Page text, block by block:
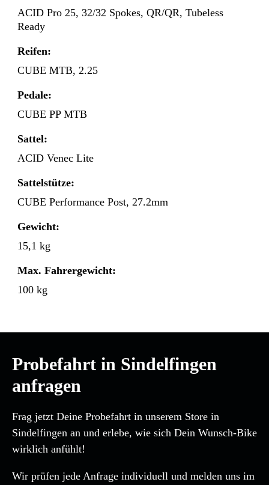
ACID Pro 25, 32/32 Spokes, QR/QR, Tubeless
Ready
Reifen:
CUBE MTB, 2.25
Pedale:
CUBE PP MTB
Sattel:
ACID Venec Lite
Sattelstütze:
CUBE Performance Post, 27.2mm
Gewicht:
15,1 kg
Max. Fahrergewicht:
100 kg
Probefahrt in Sindelfingen
anfragen
Frag jetzt Deine Probefahrt in unserem Store in
Sindelfingen an und erlebe, wie sich Dein Wunsch-Bike
wirklich anfühlt!
Wir prüfen jede Anfrage individuell und melden uns im